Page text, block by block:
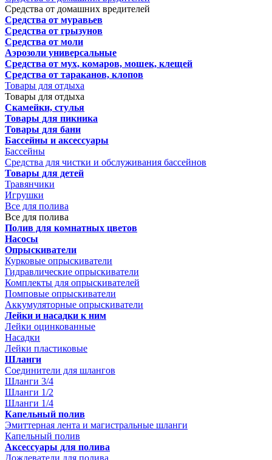
Средства от домашних вредителей
Средства от муравьев
Средства от грызунов
Средства от моли
Аэрозоли универсальные
Средства от мух, комаров, мошек, клещей
Средства от тараканов, клопов
Товары для отдыха
Товары для отдыха
Скамейки, стулья
Товары для пикника
Товары для бани
Бассейны и аксессуары
Бассейны
Средства для чистки и обслуживания бассейнов
Товары для детей
Травянчики
Игрушки
Все для полива
Все для полива
Полив для комнатных цветов
Насосы
Опрыскиватели
Курковые опрыскиватели
Гидравлические опрыскиватели
Комплекты для опрыскивателей
Помповые опрыскиватели
Аккумуляторные опрыскиватели
Лейки и насадки к ним
Лейки оцинкованные
Насадки
Лейки пластиковые
Шланги
Соединители для шлангов
Шланги 3/4
Шланги 1/2
Шланги 1/4
Капельный полив
Эмиттерная лента и магистральные шланги
Капельный полив
Аксессуары для полива
Дождеватели для полива